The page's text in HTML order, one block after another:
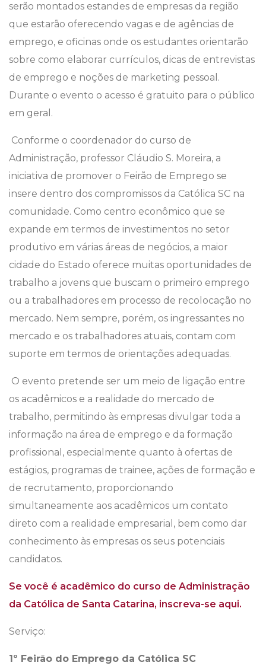
serão montados estandes de empresas da região
que estarão oferecendo vagas e de agências de
emprego, e oficinas onde os estudantes orientarão
sobre como elaborar currículos, dicas de entrevistas
de emprego e noções de marketing pessoal.
Durante o evento o acesso é gratuito para o público
em geral.
Conforme o coordenador do curso de
Administração, professor Cláudio S. Moreira, a
iniciativa de promover o Feirão de Emprego se
insere dentro dos compromissos da Católica SC na
comunidade. Como centro econômico que se
expande em termos de investimentos no setor
produtivo em várias áreas de negócios, a maior
cidade do Estado oferece muitas oportunidades de
trabalho a jovens que buscam o primeiro emprego
ou a trabalhadores em processo de recolocação no
mercado. Nem sempre, porém, os ingressantes no
mercado e os trabalhadores atuais, contam com
suporte em termos de orientações adequadas.
O evento pretende ser um meio de ligação entre
os acadêmicos e a realidade do mercado de
trabalho, permitindo às empresas divulgar toda a
informação na área de emprego e da formação
profissional, especialmente quanto à ofertas de
estágios, programas de trainee, ações de formação e
de recrutamento, proporcionando
simultaneamente aos acadêmicos um contato
direto com a realidade empresarial, bem como dar
conhecimento às empresas os seus potenciais
candidatos.
Se você é acadêmico do curso de Administração
da Católica de Santa Catarina, inscreva-se aqui.
Serviço:
1º Feirão do Emprego da Católica SC